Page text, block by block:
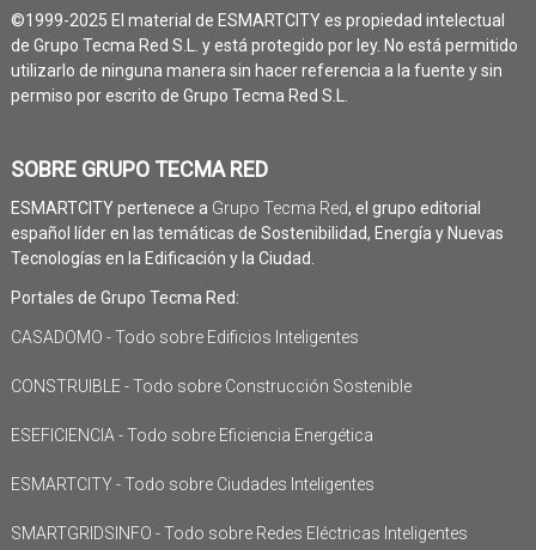
©1999-2025 El material de ESMARTCITY es propiedad intelectual
de Grupo Tecma Red S.L. y está protegido por ley. No está permitido
utilizarlo de ninguna manera sin hacer referencia a la fuente y sin
permiso por escrito de Grupo Tecma Red S.L.
SOBRE GRUPO TECMA RED
ESMARTCITY pertenece a Grupo Tecma Red, el grupo editorial
español líder en las temáticas de Sostenibilidad, Energía y Nuevas
Tecnologías en la Edificación y la Ciudad.
Portales de Grupo Tecma Red:
CASADOMO - Todo sobre Edificios Inteligentes
CONSTRUIBLE - Todo sobre Construcción Sostenible
ESEFICIENCIA - Todo sobre Eficiencia Energética
ESMARTCITY - Todo sobre Ciudades Inteligentes
SMARTGRIDSINFO - Todo sobre Redes Eléctricas Inteligentes